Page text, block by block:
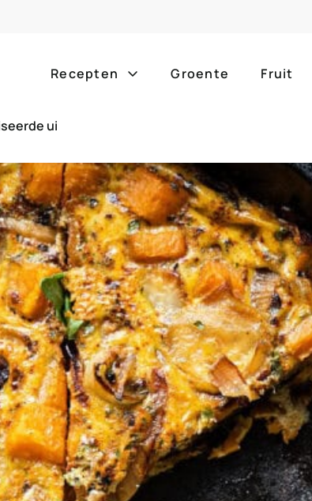
Recepten
ontbijt bijgerechten
lunch hoofdgerechten
borrelhapjes desserts
voorgerechten drankjes
Groente Fruit
ui